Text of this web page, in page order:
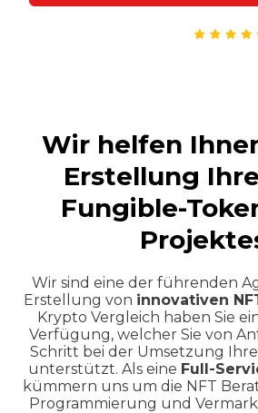
Wir helfen
Erstellung
Fungible-
Wir sind eine der führenden
Erstellung von innovativen
Krypto Vergleich haben Sie
Verfügung, welcher Sie von
Schritt bei der Umsetzung
unterstützt. Als eine Full-
kümmern uns um die NFT
Programmierung und